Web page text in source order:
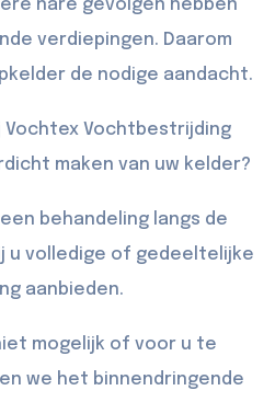
nare gevolgen hebben
verdiepingen. Daarom
de nodige aandacht.
Vochtex Vochtbestrijding
maken van uw kelder?
behandeling langs de
u volledige of gedeeltelijke
aanbieden.
mogelijk of voor u te
we het binnendringende